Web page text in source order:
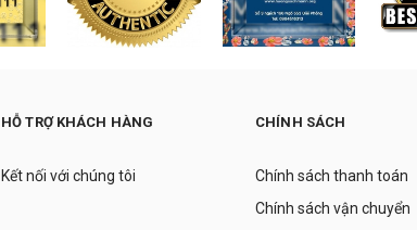
HỖ TRỢ KHÁCH HÀNG
Kết nối với chúng tôi
CHÍNH SÁCH
Chính sách thanh toán
Chính sách vận chuyển